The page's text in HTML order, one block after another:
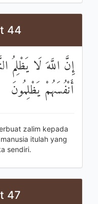
44
إِنَّ اللَّهَ لَا
أَنْفُسَهُمْ يَظْلِمُونَ
zalim kepada
itulah yang
sendiri.
47